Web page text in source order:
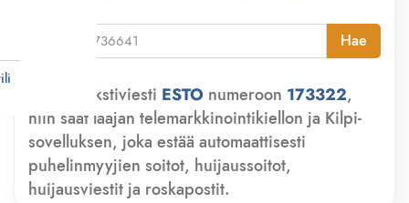
Hae
Lähetä tekstiviesti ESTO numeroon 173322,
niin saat laajan telemarkkinointikiellon ja Kilpi-
sovelluksen, joka estää automaattisesti
puhelinmyyjien soitot, huijaussoitot,
huijausviestit ja roskapostit.